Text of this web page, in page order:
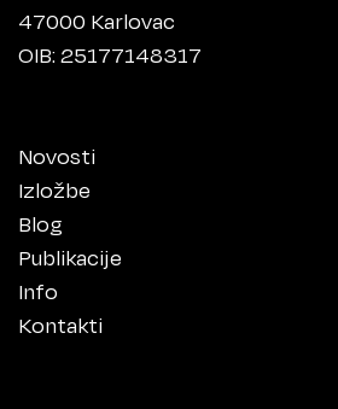
47000 Karlovac
OIB: 25177148317
Novosti
Izložbe
Blog
Publikacije
Info
Kontakti